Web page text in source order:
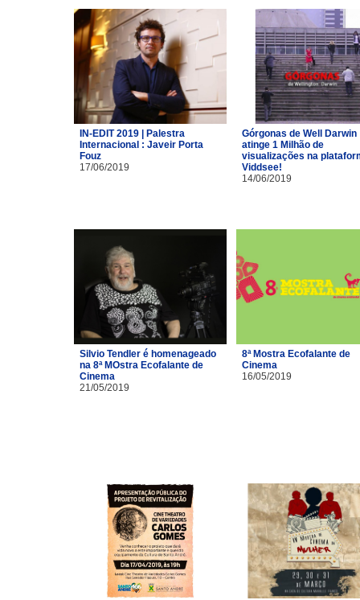
IN-EDIT 2019 | Palestra
Internacional : Javeir Porta
Fouz
17/06/2019
Górgonas de Well Darwin
atinge 1 Milhão de
visualizações na
Viddsee!
14/06/2019
Silvio Tendler é homenageado
na 8ª MOstra Ecofalante de
Cinema
21/05/2019
8ª Mostra Ecofalante de
Cinema
16/05/2019